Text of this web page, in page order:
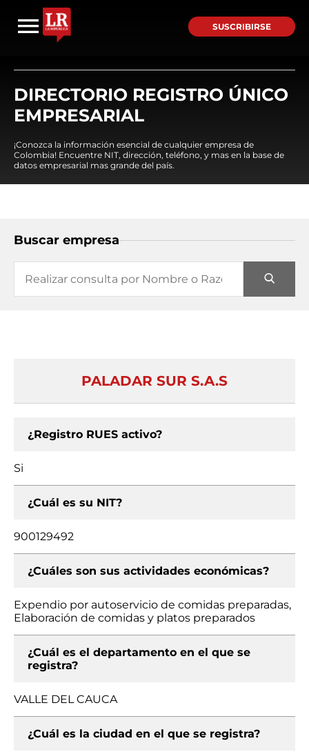
SUSCRIBIRSE
DIRECTORIO REGISTRO ÚNICO
EMPRESARIAL
¡Conozca la información esencial de cualquier empresa de
Colombia! Encuentre NIT, dirección, teléfono, y mas en la base de
datos empresarial mas grande del país.
Buscar empresa
PALADAR SUR S.A.S
¿Registro RUES activo?
Si
¿Cuál es su NIT?
900129492
¿Cuáles son sus actividades económicas?
Expendio por autoservicio de comidas preparadas,
Elaboración de comidas y platos preparados
¿Cuál es el departamento en el que se
registra?
VALLE DEL CAUCA
¿Cuál es la ciudad en el que se registra?